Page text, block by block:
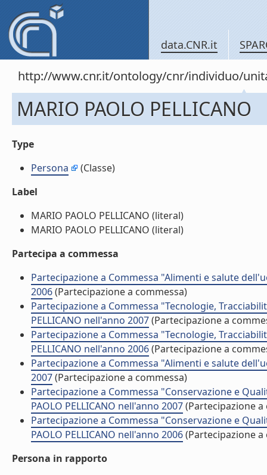
data.CNR.it
http://www.cnr.it/ontology/cnr/individuo/
MARIO PAOLO PELLICANO
Type
Persona
(Classe)
Label
MARIO PAOLO PELLICANO (literal)
MARIO PAOLO PELLICANO (literal)
Partecipa a commessa
Partecipazione a Commessa "Alimenti e salute
2006(Partecipazione a commessa)
Partecipazione a Commessa "Tecnologie,
PELLICANO nell'anno 2007(Partecipazione a
Partecipazione a Commessa "Tecnologie,
PELLICANO nell'anno 2006(Partecipazione a
Partecipazione a Commessa "Alimenti e salute
2007(Partecipazione a commessa)
Partecipazione a Commessa "Conservazione e
PAOLO PELLICANO nell'anno 2007(Partecipazione a
Partecipazione a Commessa "Conservazione e
PAOLO PELLICANO nell'anno 2006(Partecipazione a
Persona in rapporto